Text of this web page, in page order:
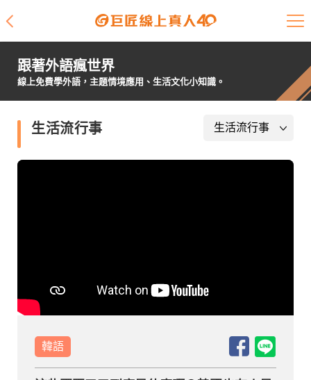
課程介紹
開課查詢
師資陣容
就業輔導
線上體驗
跟著外語瘋世界
線上免費學外語，主題情境應用、生活文化小知識。
生活流行事
韓語